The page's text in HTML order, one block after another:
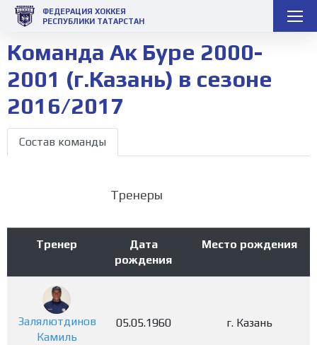
ФЕДЕРАЦИЯ ХОККЕЯ
РЕСПУБЛИКИ ТАТАРСТАН
Команда Ак Буре 2000-
2001 (г.Казань) в сезоне
2016/2017
Состав команды
Тренеры
Тренер
Дата
рождения
Место рождения
Залялютдинов
Камиль
05.05.1960 г. Казань